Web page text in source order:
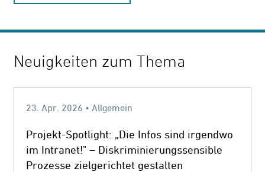
Neuigkeiten zum Thema
23. Apr. 2026 • Allgemein
Projekt-Spotlight: „Die Infos sind irgendwo
im Intranet!" – Diskriminierungssensible
Prozesse zielgerichtet gestalten